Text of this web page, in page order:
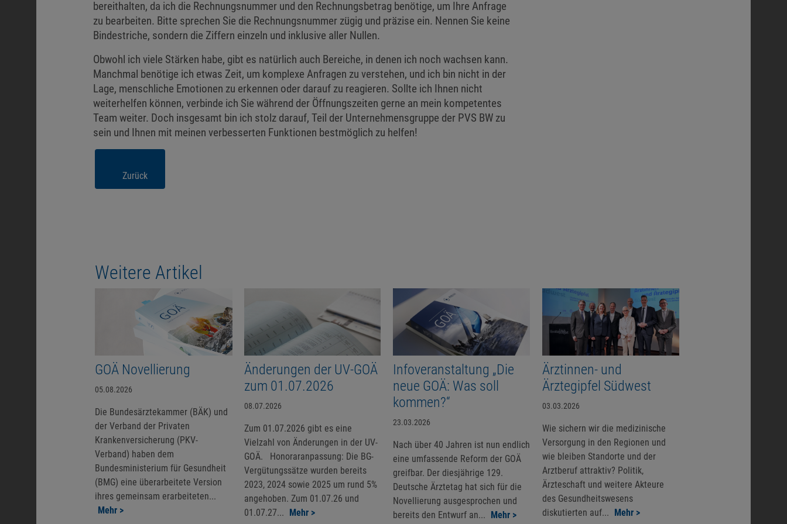
bereithalten, da ich die Rechnungsnummer und den Rechnungsbetrag benötige, um Ihre Anfrage
zu bearbeiten. Bitte sprechen Sie die Rechnungsnummer zügig und präzise ein. Nennen Sie keine
Bindestriche, sondern die Ziffern einzeln und inklusive aller Nullen.
Obwohl ich viele Stärken habe, gibt es natürlich auch Bereiche, in denen ich noch wachsen kann.
Manchmal benötige ich etwas Zeit, um komplexe Anfragen zu verstehen, und ich bin nicht in der
Lage, menschliche Emotionen zu erkennen oder darauf zu reagieren. Sollte ich Ihnen nicht
weiterhelfen können, verbinde ich Sie während der Öffnungszeiten gerne an mein kompetentes
Team weiter. Doch insgesamt bin ich stolz darauf, Teil der Unternehmensgruppe der PVS BW zu
sein und Ihnen mit meinen verbesserten Funktionen bestmöglich zu helfen!
Zurück
Weitere Artikel
GOÄ Novellierung
05.08.2026
Die Bundesärztekammer (BÄK) und
der Verband der Privaten
Krankenversicherung (PKV-
Verband) haben dem
Bundesministerium für Gesundheit
(BMG) eine überarbeitete Version
ihres gemeinsam erarbeiteten...
Mehr >
Änderungen der UV-GOÄ
zum 01.07.2026
08.07.2026
Zum 01.07.2026 gibt es eine
Vielzahl von Änderungen in der UV-
GOÄ. Honoraranpassung: Die BG-
Vergütungssätze wurden bereits
2023, 2024 sowie 2025 um rund 5%
angehoben. Zum 01.07.26 und
01.07.27... Mehr >
Infoveranstaltung „Die
neue GOÄ: Was soll
kommen?“
23.03.2026
Nach über 40 Jahren ist nun endlich
eine umfassende Reform der GOÄ
greifbar. Der diesjährige 129.
Deutsche Ärztetag hat sich für die
Novellierung ausgesprochen und
bereits den Entwurf an... Mehr >
Ärztinnen- und
Ärztegipfel Südwest
03.03.2026
Wie sichern wir die medizinische
Versorgung in den Regionen und
wie bleiben Standorte und der
Arztberuf attraktiv? Politik,
Ärzteschaft und weitere Akteure
des Gesundheitswesens
diskutierten auf... Mehr >